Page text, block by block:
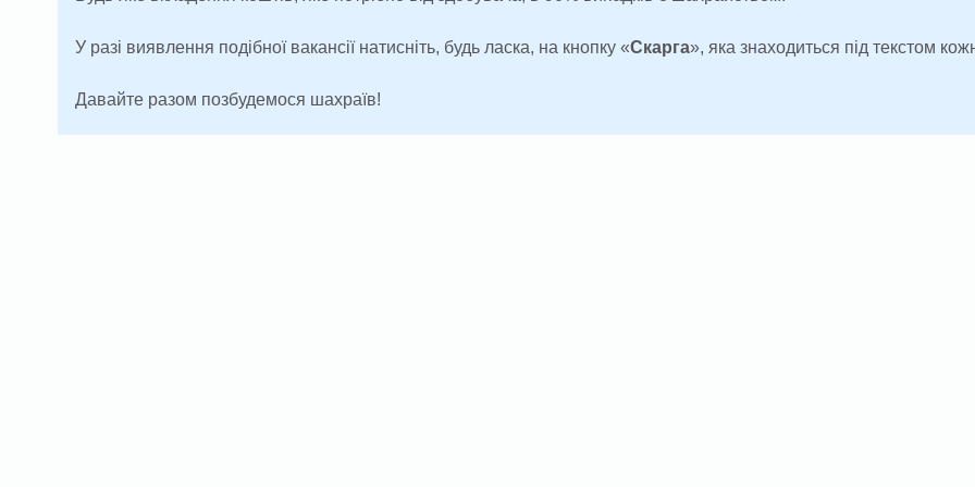
У разі виявлення подібної вакансії натисніть, будь ласка, на кнопку «Скарга», яка знаходиться під текстом
Давайте разом позбудемося шахраїв!